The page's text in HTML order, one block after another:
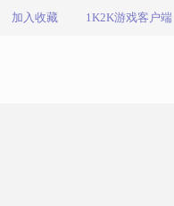
加入收藏 1K2K游戏客户端